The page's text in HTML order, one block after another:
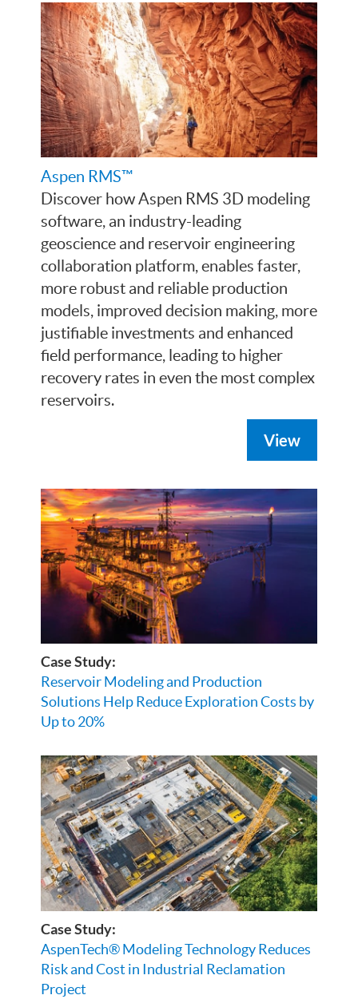
Aspen RMS™
Discover how Aspen RMS 3D modeling
software, an industry-leading
geoscience and reservoir engineering
collaboration platform, enables faster,
more robust and reliable production
models, improved decision making, more
justifiable investments and enhanced
field performance, leading to higher
recovery rates in even the most complex
reservoirs.
View
Case Study:
Reservoir Modeling and Production
Solutions Help Reduce Exploration Costs by
Up to 20%
Case Study:
AspenTech® Modeling Technology Reduces
Risk and Cost in Industrial Reclamation
Project